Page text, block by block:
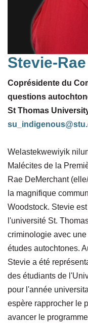
Stevie-
Coprésidente du
questions
St Thomas
Welastekwewiyik
Malécites de la
Rae DeMerchant
la magnifique
Woodstock. Stevie
l'université St.
criminologie avec
études autochtones.
Stevie a été
des étudiants de
pour l'année
espère rapprocher le
avancer le